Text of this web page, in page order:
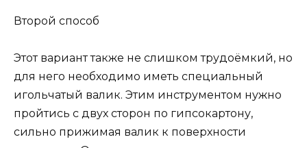
Второй способ
Этот вариант также не слишком трудоёмкий, но
для него необходимо иметь специальный
игольчатый валик. Этим инструментом нужно
пройтись с двух сторон по гипсокартону,
сильно прижимая валик к поверхности